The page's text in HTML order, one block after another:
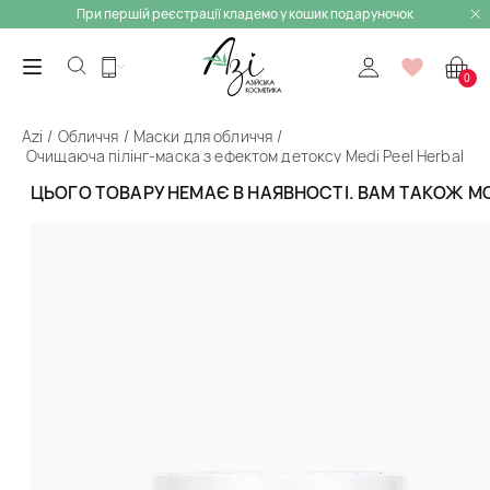
При першій реєстрації кладемо у кошик подаруночок
0
ЦЬОГО ТОВАРУ НЕМАЄ В НАЯВНОСТІ. ВАМ ТАКОЖ
Azi Обличчя
Маски для обличчя
Очищаюча пілінг-маска з ефектом детоксу Medi Peel Herbal